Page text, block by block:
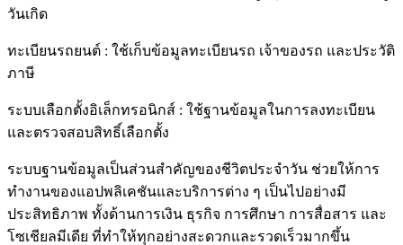
วันเกิด
ทะเบียนรถยนต์ : ใช้เก็บข้อมูลทะเบียนรถ เจ้าของรถ และประวัติ
ภาษี
ระบบเลือกตั้งอิเล็กทรอนิกส์ : ใช้ฐานข้อมูลในการลงทะเบียน
และตรวจสอบสิทธิ์เลือกตั้ง
ระบบฐานข้อมูลเป็นส่วนสำคัญของชีวิตประจำวัน ช่วยให้การ
ทำงานของแอปพลิเคชันและบริการต่าง ๆ เป็นไปอย่างมี
ประสิทธิภาพ ทั้งด้านการเงิน ธุรกิจ การศึกษา การสื่อสาร และ
โซเชียลมีเดีย ที่ทำให้ทุกอย่างสะดวกและรวดเร็วมากขึ้น